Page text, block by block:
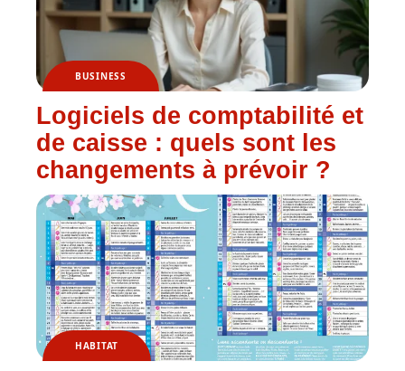
BUSINESS
Logiciels de comptabilité et
de caisse : quels sont les
changements à prévoir ?
HABITAT